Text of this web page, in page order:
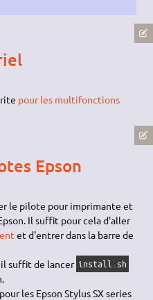
pour les multifonctions
Epson
le pilote pour imprimante et
Il suffit pour cela d'aller
et d'entrer dans la barre de
suffit de lancer install.sh
les Epson Stylus SX series